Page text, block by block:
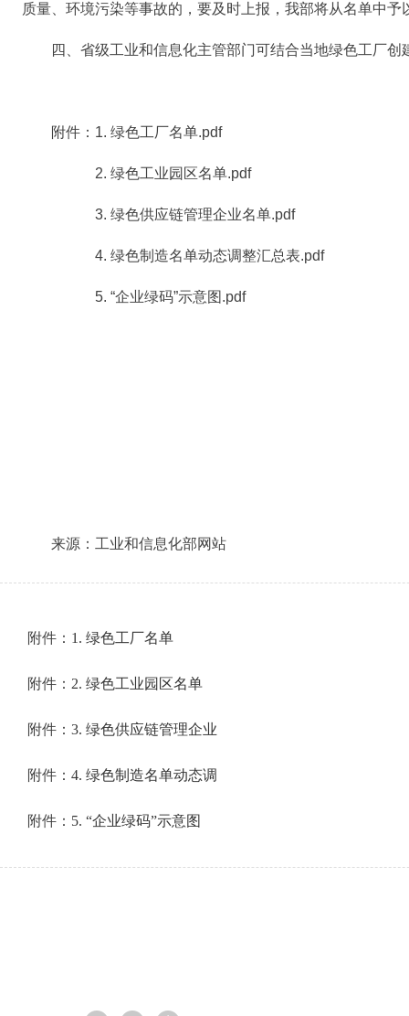
质量、环境污染等事故的，要及时上报，我部将从名单中予
四、省级工业和信息化主管部门可结合当地绿色工厂
附件：1. 绿色工厂名单.pdf
2. 绿色工业园区名单.pdf
3. 绿色供应链管理企业名单.pdf
4. 绿色制造名单动态调整汇总表.pdf
5. “企业绿码”示意图.pdf
来源：工业和信息化部网站
附件： 1. 绿色工厂名单
附件： 2. 绿色工业园区名单
附件： 3. 绿色供应链管理企业
附件： 4. 绿色制造名单动态调
附件： 5. “企业绿码”示意图